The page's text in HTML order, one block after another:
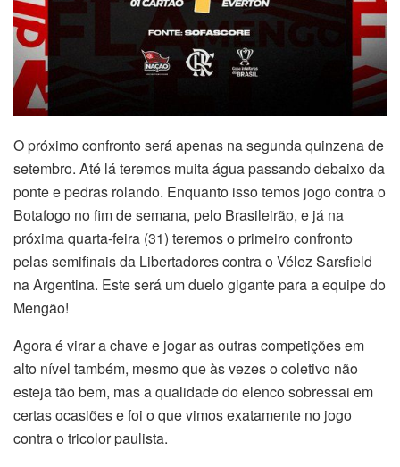
O próximo confronto será apenas na segunda quinzena de
setembro. Até lá teremos muita água passando debaixo da
ponte e pedras rolando. Enquanto isso temos jogo contra o
Botafogo no fim de semana, pelo Brasileirão, e já na
próxima quarta-feira (31) teremos o primeiro confronto
pelas semifinais da Libertadores contra o Vélez Sarsfield
na Argentina. Este será um duelo gigante para a equipe do
Mengão!
Agora é virar a chave e jogar as outras competições em
alto nível também, mesmo que às vezes o coletivo não
esteja tão bem, mas a qualidade do elenco sobressai em
certas ocasiões e foi o que vimos exatamente no jogo
contra o tricolor paulista.